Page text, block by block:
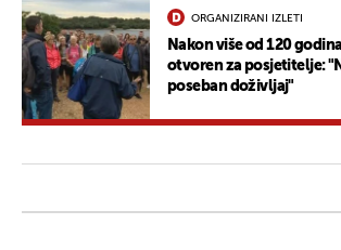
ORGANIZIRANI IZLETI
Nakon više od 120
otvoren za posjetitelje:
poseban doživljaj"